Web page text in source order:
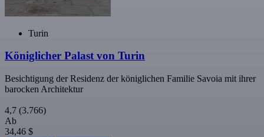
Turin
Königlicher Palast von Turin
Besichtigung der Residenz der königlichen Familie Savoia mit ihrer
barocken Architektur
4,7 (3.766)
Ab
34,46 $